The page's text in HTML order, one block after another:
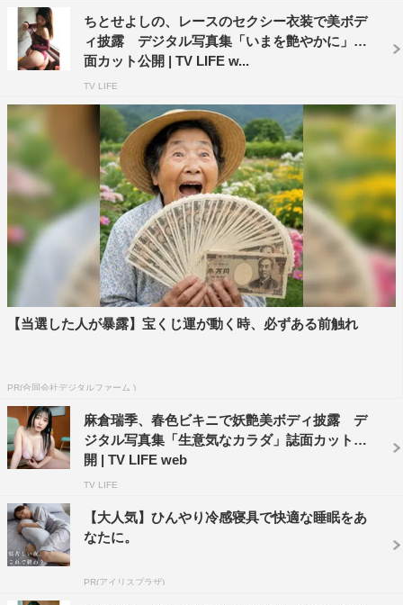
ちとせよしの、レースのセクシー衣装で美ボデ
ィ披露 デジタル写真集「いまを艶やかに」誌
面カット公開 | TV LIFE w...
TV LIFE
【当選した人が暴露】宝くじ運が動く時、必ずある前触れ
PR(合同会社デジタルファーム )
麻倉瑞季、春色ビキニで妖艶美ボディ披露 デ
ジタル写真集「生意気なカラダ」誌面カット公
開 | TV LIFE web
TV LIFE
【大人気】ひんやり冷感寝具で快適な睡眠をあ
なたに。
PR(アイリスプラザ)